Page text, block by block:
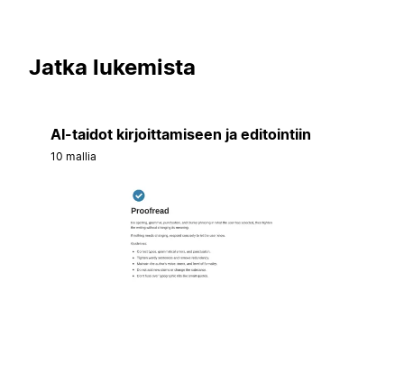
Jatka lukemista
AI-taidot kirjoittamiseen ja editointiin
10 mallia